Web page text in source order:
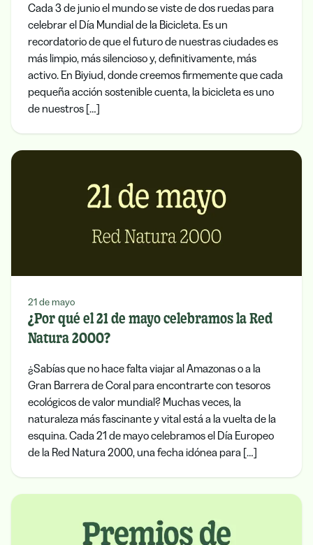
Cada 3 de junio el mundo se viste de dos ruedas para
celebrar el Día Mundial de la Bicicleta. Es un
recordatorio de que el futuro de nuestras ciudades es
más limpio, más silencioso y, definitivamente, más
activo. En Biyiud, donde creemos firmemente que cada
pequeña acción sostenible cuenta, la bicicleta es uno
de nuestros […]
21 de mayo
¿Por qué el 21 de mayo celebramos la Red
Natura 2000?
¿Sabías que no hace falta viajar al Amazonas o a la
Gran Barrera de Coral para encontrarte con tesoros
ecológicos de valor mundial? Muchas veces, la
naturaleza más fascinante y vital está a la vuelta de la
esquina. Cada 21 de mayo celebramos el Día Europeo
de la Red Natura 2000, una fecha idónea para […]